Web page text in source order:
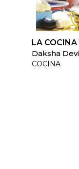
LA
Daksha Devi
COCINA